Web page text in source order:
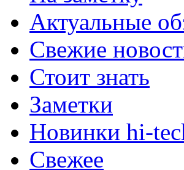
Актуальные
Свежие
Стоит знать
Заметки
Новинки hi-
Свежее